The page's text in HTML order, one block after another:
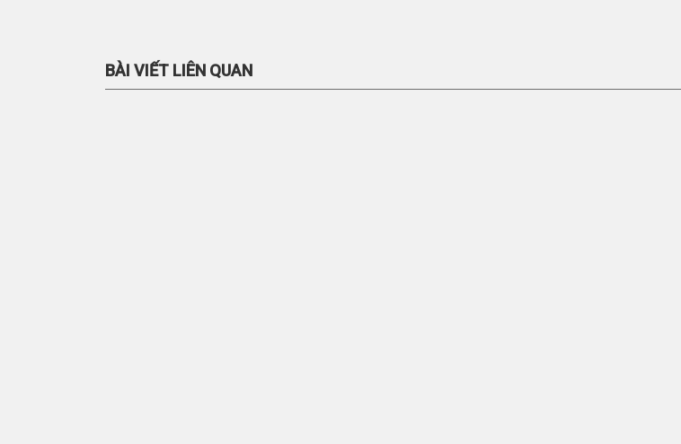
BÀI VIẾT LIÊN QUAN